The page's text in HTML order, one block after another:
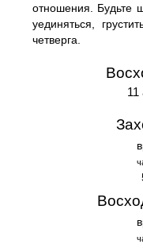
отношения. Будьте
уединяться,
четверга.
11